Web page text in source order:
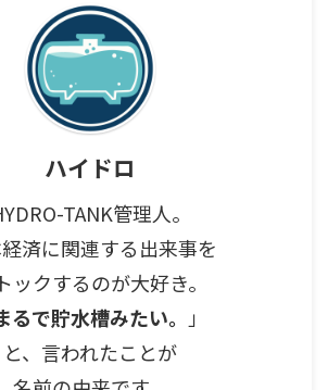
ハイドロ
TANK管理人。
済に関連する出来事を
ックするのが大好き。
るで貯水槽みたい。
」
と、言われたことが